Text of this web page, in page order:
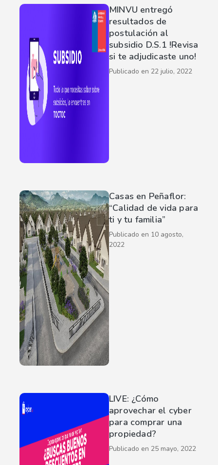
MINVU entregó
resultados de
postulación al
subsidio D.S.1 !Revisa
si te adjudicaste uno!
Publicado en 22 julio, 2022
Casas en Peñaflor:
“Calidad de vida para
ti y tu familia”
Publicado en 10 agosto,
2022
LIVE: ¿Cómo
aprovechar el cyber
para comprar una
propiedad?
Publicado en 25 mayo, 2022